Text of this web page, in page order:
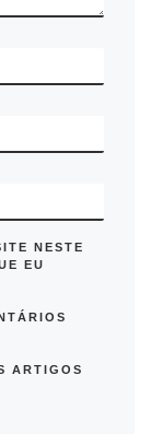
NESTE
EU
ARTIGOS